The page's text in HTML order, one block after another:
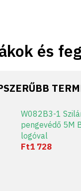
és
W082B3-1
pengevédő 5M
logóval
Ft1 728